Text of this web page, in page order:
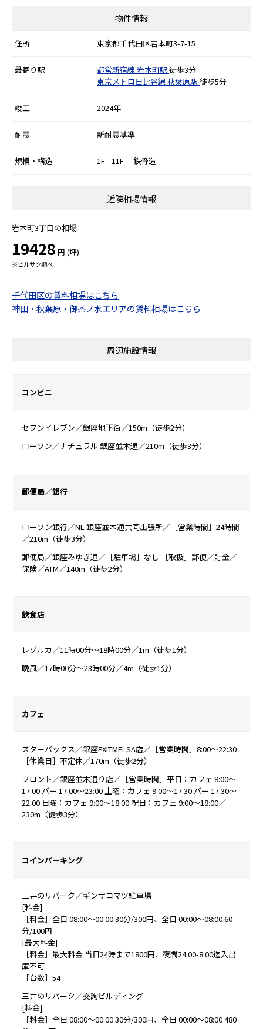
物件情報
住所 東京都千代田区岩本町3-7-15
最寄り駅 都営新宿線岩本町駅 徒歩3分
東京メトロ日比谷線秋葉原駅 徒歩5分
竣工 2024年
耐震 新耐震基準
規模・構造 1F - 11F 鉄骨造
近隣相場情報
岩本町3丁目の相場
19428 円 (坪)
※ビルサク調べ
千代田区の賃料相場はこちら
神田・秋葉原・御茶ノ水エリアの賃料相場はこちら
周辺施設情報
コンビニ
セブンイレブン／銀座地下街／150m（徒歩2分）
ローソン／ナチュラル 銀座並木通／210m（徒歩3分）
郵便局／銀行
ローソン銀行／NL 銀座並木通共同出張所／［営業時間］24時間
／210m（徒歩3分）
郵便局／銀座みゆき通／［駐車場］なし ［取扱］郵便／貯金／
保険／ATM／140m（徒歩2分）
飲食店
レゾルカ／11時00分～18時00分／1m（徒歩1分）
晩風／17時00分～23時00分／4m（徒歩1分）
カフェ
スターバックス／銀座EXITMELSA店／［営業時間］8:00～22:30
［休業日］不定休／170m（徒歩2分）
プロント／銀座並木通り店／［営業時間］平日：カフェ 8:00～
17:00 バー 17:00～23:00 土曜：カフェ 9:00～17:30 バー 17:30～
22:00 日曜：カフェ 9:00～18:00 祝日：カフェ 9:00～18:00／
230m（徒歩3分）
コインパーキング
三井のリパーク／ギンザコマツ駐車場
[料金]
［料金］全日 08:00～00:00 30分/300円、全日 00:00～08:00 60
分/100円
[最大料金]
［料金］最大料金 当日24時まで1800円、夜間24:00-8:00迄入出
庫不可
［台数］54
三井のリパーク／交詢ビルディング
[料金]
［料金］全日 08:00～00:00 30分/300円、全日 00:00～08:00 480